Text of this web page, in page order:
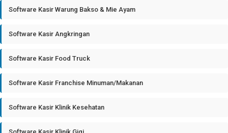
Software Kasir Warung Bakso & Mie Ayam
Software Kasir Angkringan
Software Kasir Food Truck
Software Kasir Franchise Minuman/Makanan
Software Kasir Klinik Kesehatan